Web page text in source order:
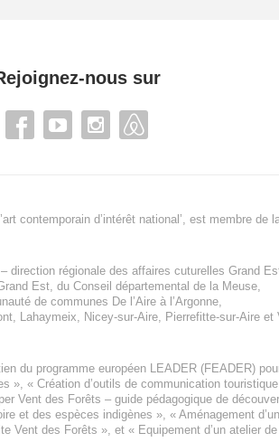
nous sur
contemporain d’intérêt national’, est membre de
direction régionale des affaires cuturelles Grand
Est, du Conseil départemental de la Meuse,
de communes De l’Aire à l’Argonne,
, Lahaymeix, Nicey-sur-Aire, Pierrefitte-sur-Aireet
du programme européen LEADER (FEADER)
», « Création d’outils de communication
Vent des Forêts – guide pédagogique de
et des espèces indigènes », « Aménagement
Vent des Forêts », et « Equipement d’un atelier